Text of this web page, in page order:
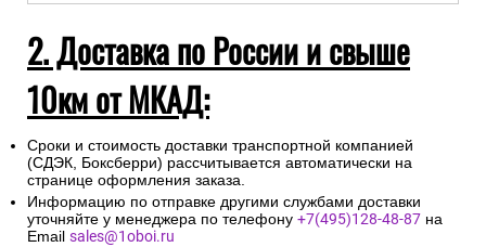
2. Доставка по России и свыше
10км от МКАД:
Сроки и стоимость доставки транспортной компанией
(СДЭК, Боксберри) рассчитывается автоматически на
странице оформления заказа.
Информацию по отправке другими службами доставки
уточняйте у менеджера по телефону +7(495)128-48-87 на
Email sales@1oboi.ru